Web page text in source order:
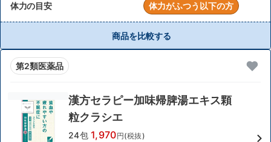
体力の目安 体力がふつう以下の方
商品を比較する
第2類医薬品
漢方セラピー加味帰脾湯エキス顆
粒クラシエ
24包 1,970円(税抜)